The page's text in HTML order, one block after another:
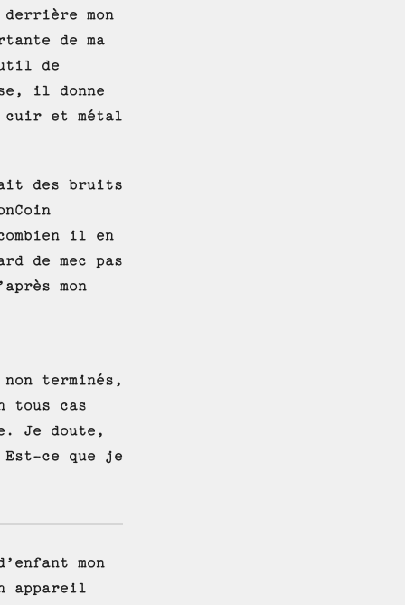
derrière mon
de ma
de
il donne
cuir et métal
des bruits
il en
de mec pas
mon
terminés,
tous cas
Je doute,
Est-ce que je
mon
appareil